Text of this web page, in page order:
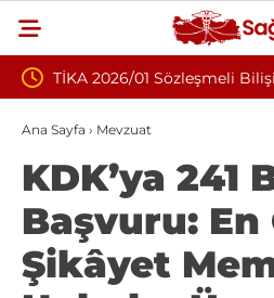
Bilişim Personeli Alım
Ana Sayfa › Mevzuat
KDK’ya 241
Başvuru: En
Şikâyet